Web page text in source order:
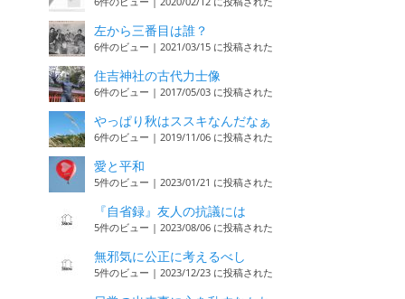
左から三番目は誰？
6件のビュー | 2021/03/15 に投稿された
住吉神社の古代力士像
6件のビュー | 2017/05/03 に投稿された
やっぱり秋はススキなんだなぁ
6件のビュー | 2019/11/06 に投稿された
愛と平和
5件のビュー | 2023/01/21 に投稿された
『自省録』友人の抗議には
5件のビュー | 2023/08/06 に投稿された
無邪気に公正に考えるべし
5件のビュー | 2023/12/23 に投稿された